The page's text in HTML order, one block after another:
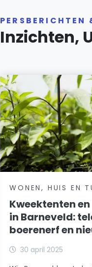
PERSBERICHTEN
Inzichten,
WONEN, HUIS EN
Kweektenten
in Barneveld:
boerenerf en
30 april 2025